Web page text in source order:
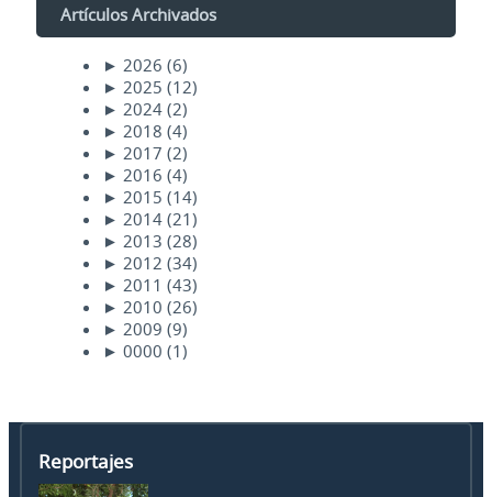
Artículos Archivados
► 2026 (6)
► 2025 (12)
► 2024 (2)
► 2018 (4)
► 2017 (2)
► 2016 (4)
► 2015 (14)
► 2014 (21)
► 2013 (28)
► 2012 (34)
► 2011 (43)
► 2010 (26)
► 2009 (9)
► 0000 (1)
Reportajes